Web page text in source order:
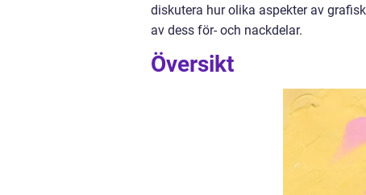
diskutera hur olika aspekter av
av dess för- och nackdelar.
Översikt